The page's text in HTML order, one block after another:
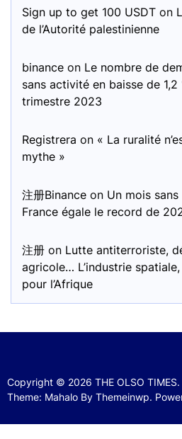
Sign up to get 100 USDT on
de l’Autorité palestinienne
binance on Le nombre de
sans activité en baisse de 1,2
trimestre 2023
Registrera on « La ruralité
mythe »
注册Binance on Un mois
France égale le record de
注册 on Lutte antiterroriste,
agricole… L’industrie
pour l’Afrique
Copyright © 2026 THE OLSO TIMES.
Theme: Mahalo By Themeinwp.